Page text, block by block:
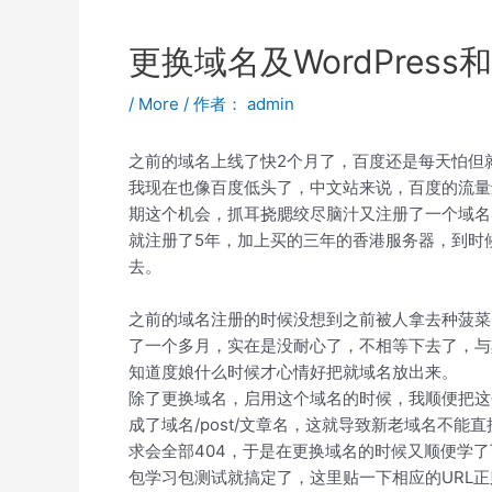
更换域名及WordPress
/ More / 作者： admin
之前的域名上线了快2个月了，百度还是每天怕
我现在也像百度低头了，中文站来说，百度的流
期这个机会，抓耳挠腮绞尽脑汁又注册了一个域
就注册了5年，加上买的三年的香港服务器，到
去。
之前的域名注册的时候没想到之前被人拿去种菠
了一个多月，实在是没耐心了，不相等下去了，
知道度娘什么时候才心情好把就域名放出来。
除了更换域名，启用这个域名的时候，我顺便把
成了域名/post/文章名，这就导致新老域名不能
求会全部404，于是在更换域名的时候又顺便学
包学习包测试就搞定了，这里贴一下相应的URL